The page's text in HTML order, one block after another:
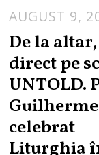
AUGUST 9,
De la altar,
direct pe
UNTOLD.
celebrat
Liturghia